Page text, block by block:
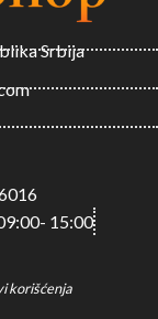
Srbija
15:00
korišćenja